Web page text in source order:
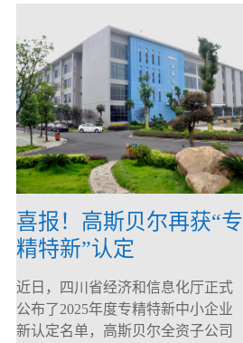
喜报！高斯贝尔再获“专
精特新”认定
近日，四川省经济和信息化厅正式
公布了2025年度专精特新中小企业
新认定名单，高斯贝尔全资子公司